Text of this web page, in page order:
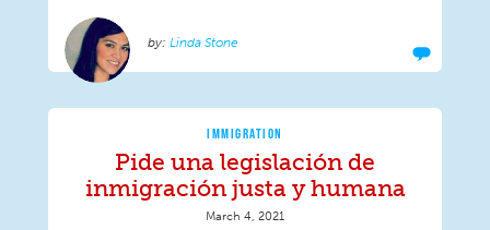
Linda Stone
IMMIGRATION
Pide una legislación de
inmigración justa y humana
March 4, 2021